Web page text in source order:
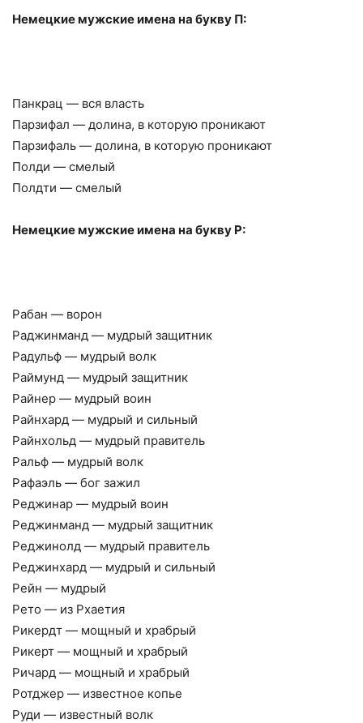
Немецкие мужские имена на букву П:
Панкрац — вся власть
Парзифал — долина, в которую проникают
Парзифаль — долина, в которую проникают
Полди — смелый
Полдти — смелый
Немецкие мужские имена на букву Р:
Рабан — ворон
Раджинманд — мудрый защитник
Радульф — мудрый волк
Раймунд — мудрый защитник
Райнер — мудрый воин
Райнхард — мудрый и сильный
Райнхольд — мудрый правитель
Ральф — мудрый волк
Рафаэль — бог зажил
Реджинар — мудрый воин
Реджинманд — мудрый защитник
Реджинолд — мудрый правитель
Реджинхард — мудрый и сильный
Рейн — мудрый
Рето — из Рхаетия
Рикердт — мощный и храбрый
Рикерт — мощный и храбрый
Ричард — мощный и храбрый
Ротджер — известное копье
Руди — известный волк